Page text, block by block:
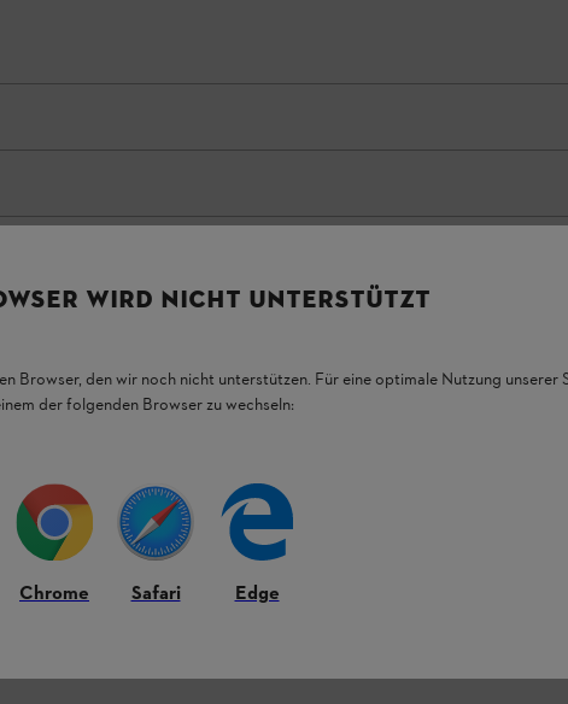
WIRD NICHT UNTERSTÜTZT
Browser, den wir noch nicht unterstützen. Für eine optimale Nutzung unserer
der folgenden Browser zu wechseln:
Chrome Safari Edge